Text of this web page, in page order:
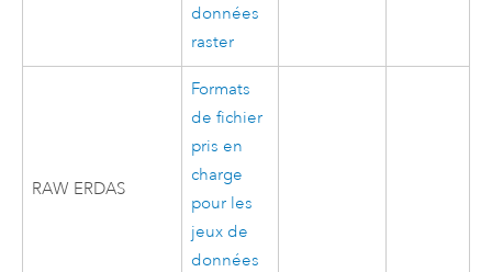
données
raster
RAW ERDAS
Formats
de fichier
pris en
charge
pour les
jeux de
données